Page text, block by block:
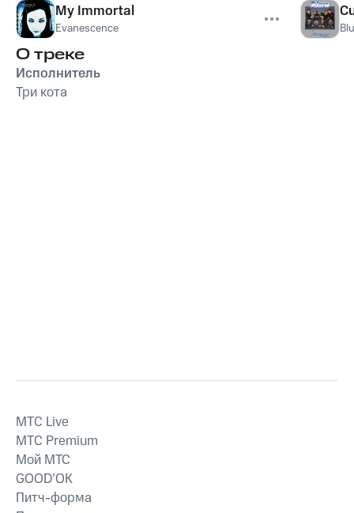
My Immortal
Evanescence
О треке
Исполнитель
Три кота
MTС Live
MTС Premium
Мой МТС
GOOD’OK
Питч-форма